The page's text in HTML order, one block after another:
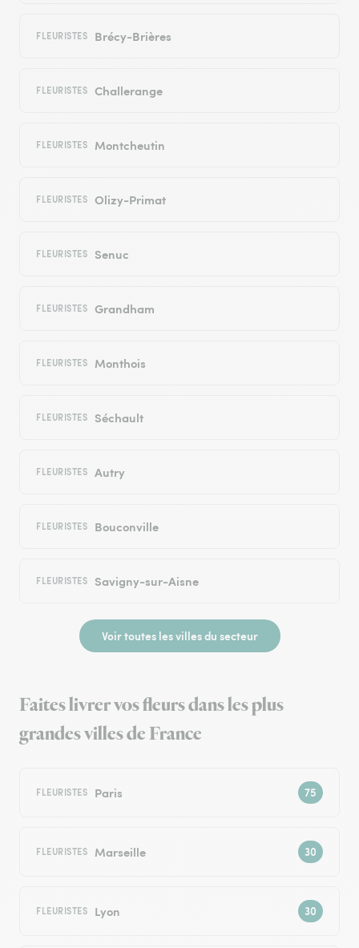
FLEURISTES Brécy-Brières
FLEURISTES Challerange
FLEURISTES Montcheutin
FLEURISTES Olizy-Primat
FLEURISTES Senuc
FLEURISTES Grandham
FLEURISTES Monthois
FLEURISTES Séchault
FLEURISTES Autry
FLEURISTES Bouconville
FLEURISTES Savigny-sur-Aisne
Voir toutes les villes du secteur
Faites livrer vos fleurs dans les plus
grandes villes de France
FLEURISTES Paris
FLEURISTES Marseille
FLEURISTES Lyon